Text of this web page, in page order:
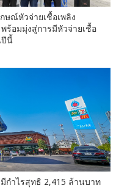
ษณ์หัวจ่ายเชื้อเพลิง
ร้อมมุ่งสู่การมีหัวจ่ายเชื้อ
ปีนี้
กำไรสุทธิ 2,415 ล้านบาท